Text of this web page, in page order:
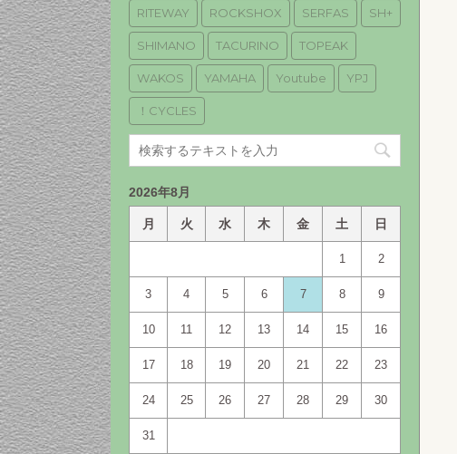
RITEWAY ROCKSHOX SERFAS SH+
SHIMANO TACURINO TOPEAK
WAKOS YAMAHA Youtube YPJ
！CYCLES
2026年8月
月 火 水 木 金 土 日
1 2
3 4 5 6 7 8 9
10 11 12 13 14 15 16
17 18 19 20 21 22 23
24 25 26 27 28 29 30
31